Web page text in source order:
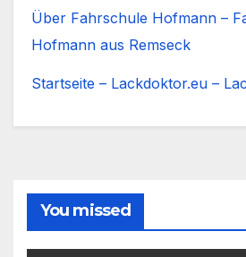
Über Fahrschule Hofmann –
Hofmann aus Remseck
Startseite – Lackdoktor.eu –
You missed